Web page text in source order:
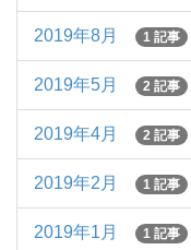
2019年8月 1 記事
2019年5月 2 記事
2019年4月 2 記事
2019年2月 1 記事
2019年1月 1 記事